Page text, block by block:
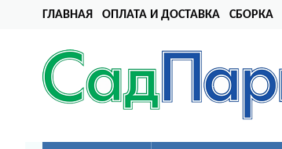
ГЛАВНАЯ ОПЛАТА И ДОСТАВКА СБОРКА